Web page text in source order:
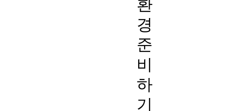
환
경
준
비
하
기